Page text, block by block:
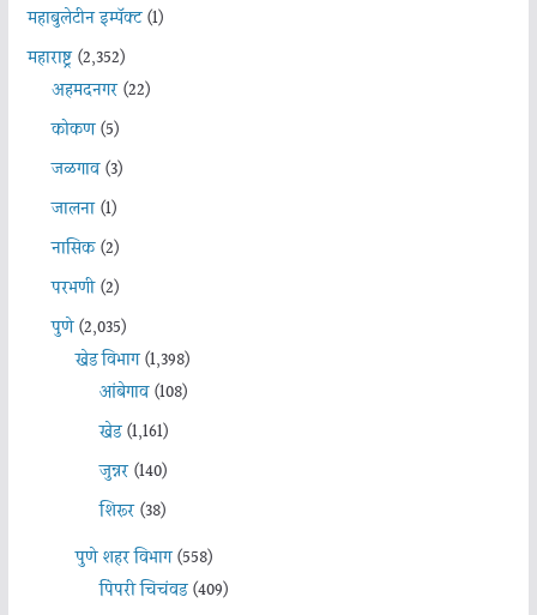
महाबुलेटीन इम्पॅक्ट(1)
महाराष्ट्र(2,352)
अहमदनगर(22)
कोकण(5)
जळगाव(3)
जालना(1)
नासिक(2)
परभणी(2)
पुणे(2,035)
खेड विभाग(1,398)
आंबेगाव(108)
खेड(1,161)
जुन्नर(140)
शिरूर(38)
पुणे शहर विभाग(558)
पिंपरी चिचंवड(409)